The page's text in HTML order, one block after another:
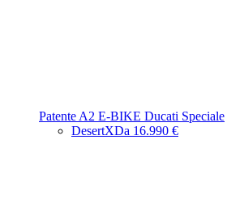
Patente A2 E-BIKE Ducati Speciale
DesertXDa 16.990 €